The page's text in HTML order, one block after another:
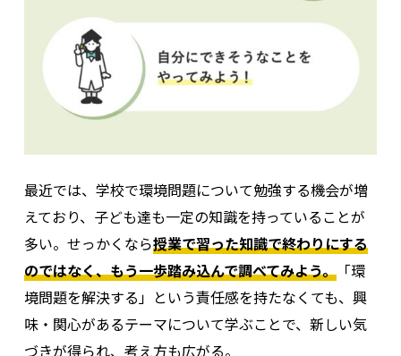
最近では、学校で環境問題について勉強する機会が増
えており、子ども達も一定の知識を持っていることが
多い。 せっかくなら授業で習った知識で終わりにする
のではなく、もう一歩踏み込んで調べてみよう。「環
境問題を解決する」という責任感を持たなくても、興
味・関心があるテーマについて学ぶことで、新しい気
づきが得られ、考え方も広がる。